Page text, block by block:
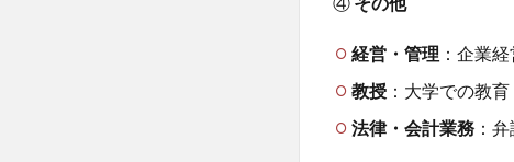
経営・管理 ：企業
教授 ：大学での教
法律・会計業務 ：